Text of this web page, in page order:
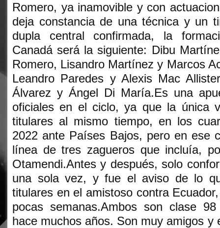
Romero, ya inamovible y con
deja constancia de una técnica y un
dupla central confirmada, la
Canadá será la siguiente: Dibu
Romero, Lisandro Martínez y Marcos
Leandro Paredes y Alexis Mac
Álvarez y Ángel Di María.Es una
oficiales en el ciclo, ya que la única
titulares al mismo tiempo, en los
2022 ante Países Bajos, pero en ese
línea de tres zagueros que incluía,
Otamendi.Antes y después, solo
una sola vez, y fue el aviso de lo
titulares en el amistoso contra
pocas semanas.Ambos son clase
hace muchos años. Son muy amigos y